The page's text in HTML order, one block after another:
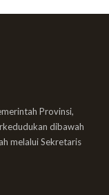
Provinsi,
dibawah
melalui Sekretaris